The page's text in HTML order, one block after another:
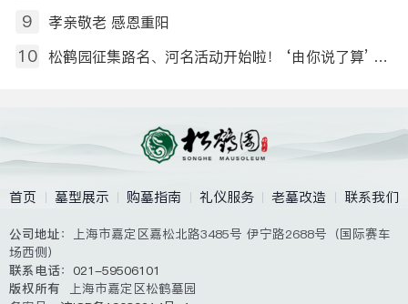
9 孝亲敬老 感恩重阳
10 松鹤园征集路名、河名活动开始啦！ ‘由你说了算’ ——命名征集令
首页 墓型展示 购墓指南 礼仪服务 老墓改造 联系我们
公司地址：上海市嘉定区嘉松北路3485号 伊宁路2688号（国际赛车
场西侧）
联系电话： 021-59506101
版权所有 上海市嘉定区松鹤墓园